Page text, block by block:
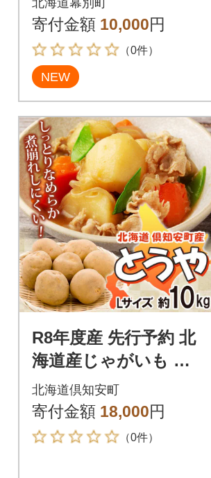
先行予約》[53691406]
北海道幕別町
寄付金額 10,000円
（0件）
NEW
R8年度産 先行予約 北
海道産じゃがいも と
うや Lサイズ 約10kg
馬鈴薯 北海道倶知安
町
北海道倶知安町
寄付金額 18,000円
（0件）